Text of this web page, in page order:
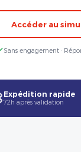
Accéder au
Sans engagement ·
Expédition rapide
72h après validation